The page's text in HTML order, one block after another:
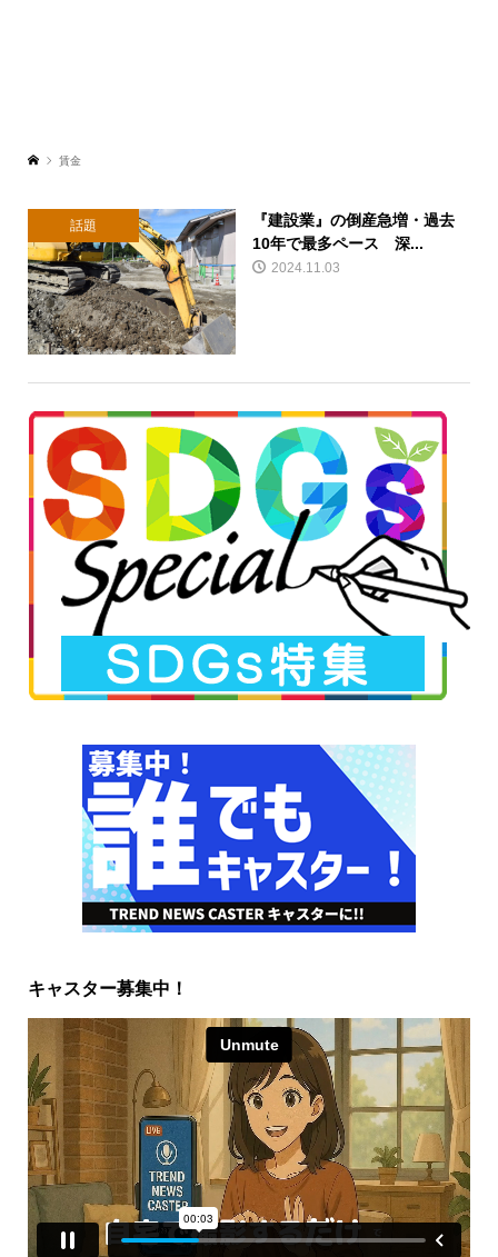
賃金
話題
『建設業』の倒産急増・過去
10年で最多ペース 深...
2024.11.03
キャスター募集中！